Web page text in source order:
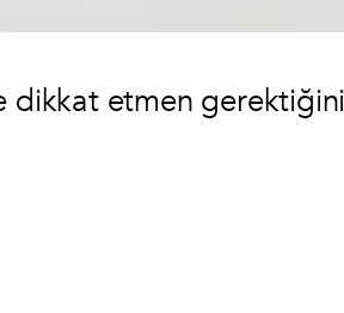
dikkat etmen